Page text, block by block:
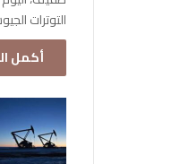
التوترات
أكمل